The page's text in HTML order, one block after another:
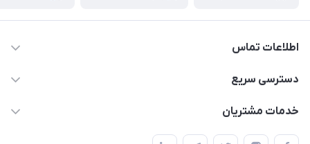
اطلاعات تماس
07154503736-09120986090
دسترسی سریع
حساب کاربری
خدمات مشتریان
قوانین و مقررات